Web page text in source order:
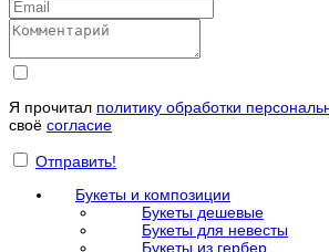
Я прочитал политику обработки
своё согласие
Отправить!
Букеты и композиции
Букеты дешевые
Букеты для невесты
Букеты из гербер